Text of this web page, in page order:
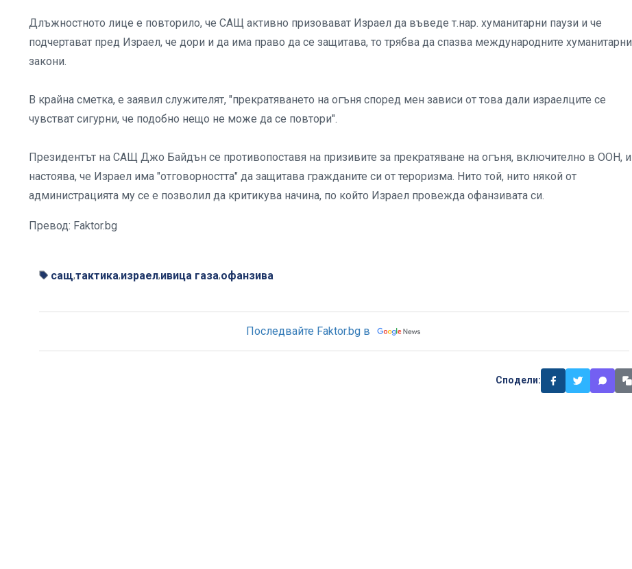
Длъжностното лице е повторило, че САЩ активно призовават Израел да въведе т.нар. хуманитарни паузи и че
подчертават пред Израел, че дори и да има право да се защитава, то трябва да спазва международните хуманитарни
закони.
В крайна сметка, е заявил служителят, "прекратяването на огъня според мен зависи от това дали израелците се
чувстват сигурни, че подобно нещо не може да се повтори".
Президентът на САЩ Джо Байдън се противопоставя на призивите за прекратяване на огъня, включително в ООН, и
настоява, че Израел има "отговорността" да защитава гражданите си от тероризма. Нито той, нито някой от
администрацията му се е позволил да критикува начина, по който Израел провежда офанзивата си.
Превод: Faktor.bg
сащ,тактика,израел,ивица газа,офанзива
Последвайте Faktor.bg в
Сподели: